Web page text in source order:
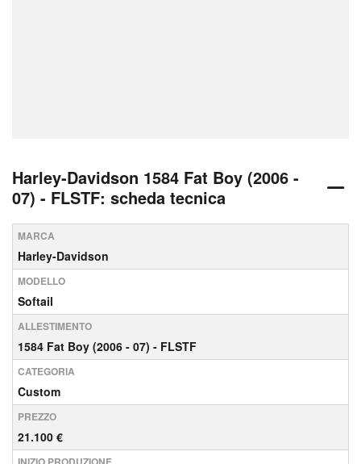
Harley-Davidson 1584 Fat Boy (2006 -
07) - FLSTF: scheda tecnica
MARCA
Harley-Davidson
MODELLO
Softail
ALLESTIMENTO
1584 Fat Boy (2006 - 07) - FLSTF
CATEGORIA
Custom
PREZZO
21.100 €